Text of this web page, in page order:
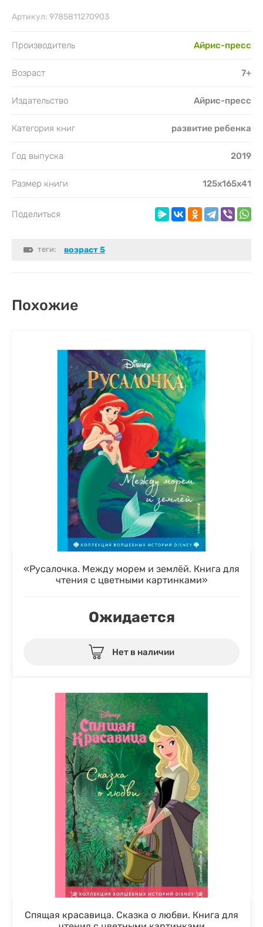
Артикул: 9785811270903
Производитель Айрис-пресс
Возраст 7+
Издательство Айрис-пресс
Категория книг развитие ребенка
Год выпуска 2019
Размер книги 125x165x41
Поделиться
теги: возраст 5
Похожие
«Русалочка. Между морем и землёй. Книга для
чтения с цветными картинками»
Ожидается
Нет в наличии
Спящая красавица. Сказка о любви. Книга для